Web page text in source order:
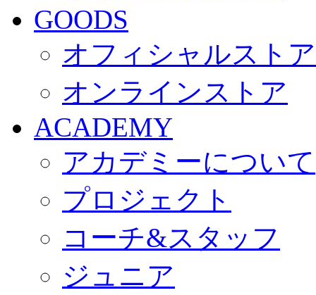
GOODS
オフィシャルスト
オンラインストア
ACADEMY
アカデミーについて
プロジェクト
コーチ&スタッフ
ジュニア